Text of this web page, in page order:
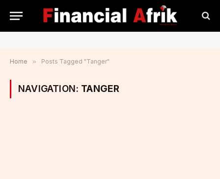
Home » Posts Tagged "Tanger"
NAVIGATION: TANGER